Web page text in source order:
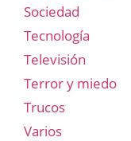
Sociedad
Tecnología
Televisión
Terror y miedo
Trucos
Varios